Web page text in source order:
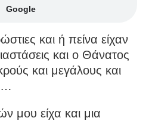
Google
και ή πείνα είχαν
και ο Θάνατος
και με­γάλους και
μου είχα και μια